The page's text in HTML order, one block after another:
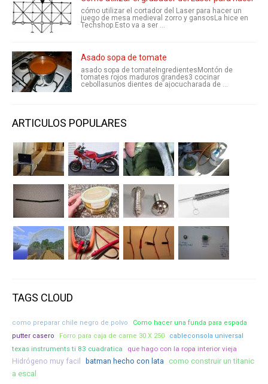
cómo utilizar el cortador del Laser para hacer un
juego de mesa medieval zorro y gansosLa hice en
Techshop.Esto va a ser ...
Asado sopa de tomate
asado sopa de tomateIngredientesMontón de
tomates rojos maduros grandes3 cocinar
cebollasunos dientes de ajocucharada de ...
ARTICULOS POPULARES
TAGS CLOUD
como preparar chile negro de polvo
Como hacer una funda para espada
putter casero
Forro para caja de carne 30 X 250 cableconsola universal
texas instruments ti 83 cuadratica
que hago con la ropa interior vieja
Hidrógeno muy facil
batman hecho con lata
como construir un titanic
a escal